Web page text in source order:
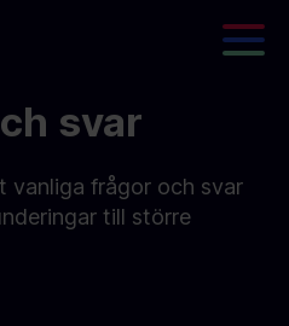
svar
vanliga frågor och svar
till större